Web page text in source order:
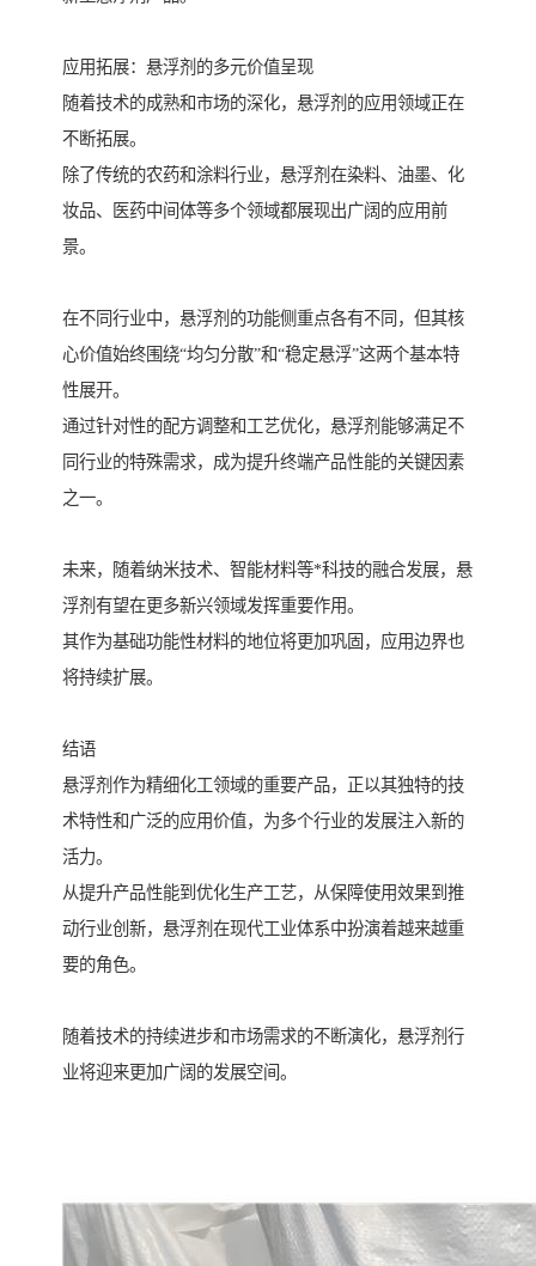
应用拓展：悬浮剂的多元价值呈现
随着技术的成熟和市场的深化，悬浮剂的应用领域正在
不断拓展。
除了传统的农药和涂料行业，悬浮剂在染料、油墨、化
妆品、医药中间体等多个领域都展现出广阔的应用前
景。
在不同行业中，悬浮剂的功能侧重点各有不同，但其核
心价值始终围绕“均匀分散”和“稳定悬浮”这两个基本特
性展开。
通过针对性的配方调整和工艺优化，悬浮剂能够满足不
同行业的特殊需求，成为提升终端产品性能的关键因素
之一。
未来，随着纳米技术、智能材料等*科技的融合发展，悬
浮剂有望在更多新兴领域发挥重要作用。
其作为基础功能性材料的地位将更加巩固，应用边界也
将持续扩展。
结语
悬浮剂作为精细化工领域的重要产品，正以其独特的技
术特性和广泛的应用价值，为多个行业的发展注入新的
活力。
从提升产品性能到优化生产工艺，从保障使用效果到推
动行业创新，悬浮剂在现代工业体系中扮演着越来越重
要的角色。
随着技术的持续进步和市场需求的不断演化，悬浮剂行
业将迎来更加广阔的发展空间。